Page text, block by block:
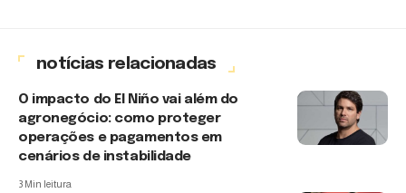
notícias relacionadas
O impacto do El Niño vai além do
agronegócio: como proteger
operações e pagamentos em
cenários de instabilidade
3 Min leitura